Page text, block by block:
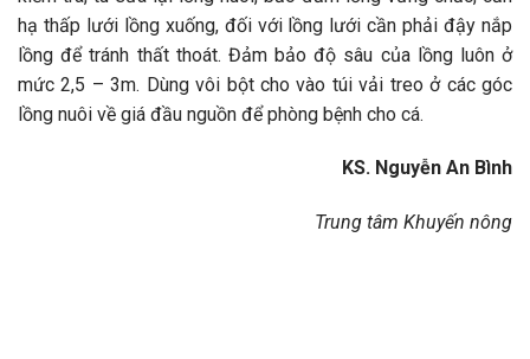
hạ thấp lưới lồng xuống, đối với lồng lưới cần phải đậy nắp
lồng để tránh thất thoát. Đảm bảo độ sâu của lồng luôn ở
mức 2,5 – 3m. Dùng vôi bột cho vào túi vải treo ở các góc
lồng nuôi về giá đầu nguồn để phòng bệnh cho cá.
KS. Nguyễn An Bình
Trung tâm Khuyến nông